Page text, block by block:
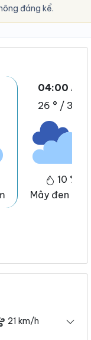
đáng kể.
04:00 AM
26 ° / 32 °
10 %
Mây đen u ám
21 km/h